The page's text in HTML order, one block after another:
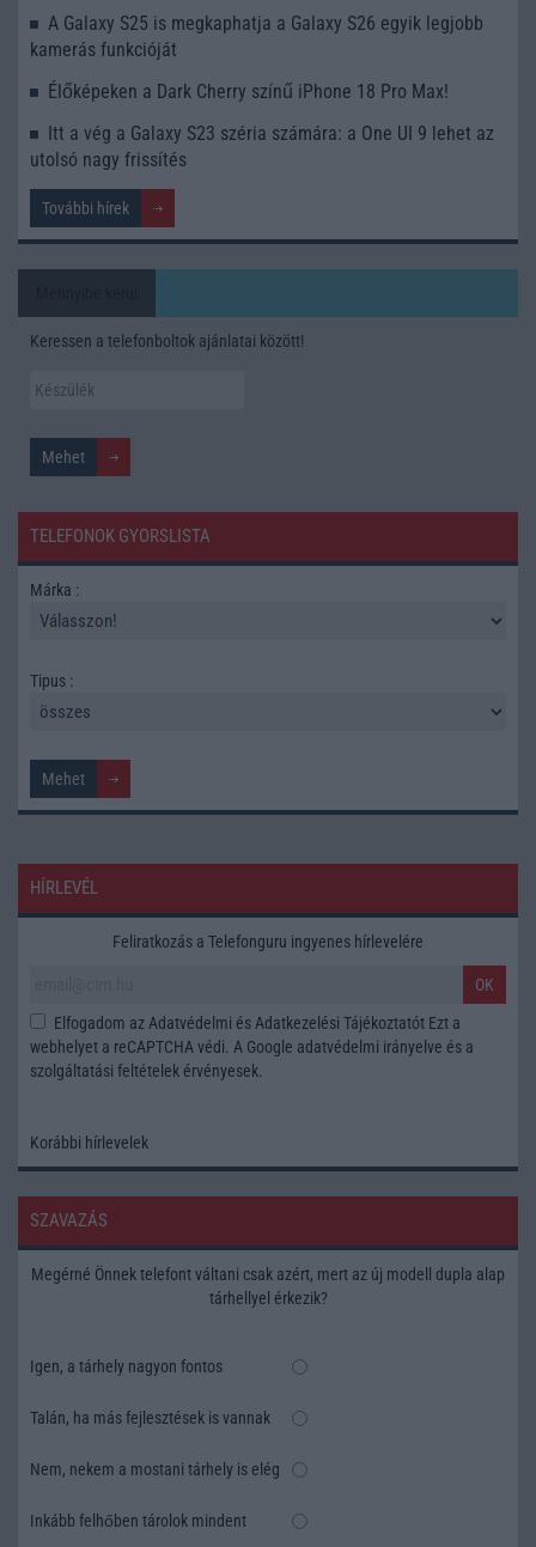
A Galaxy S25 is megkaphatja a Galaxy S26 egyik legjobb
kamerás funkcióját
Élőképeken a Dark Cherry színű iPhone 18 Pro Max!
Itt a vég a Galaxy S23 széria számára: a One UI 9 lehet az
utolsó nagy frissítés
További hírek
Keressen a telefonboltok ajánlatai között!
TELEFONOK GYORSLISTA
Márka :
Tipus :
HÍRLEVÉL
Feliratkozás a Telefonguru ingyenes hírlevelére
OK
Elfogadom az Adatvédelmi és Adatkezelési Tájékoztatót Ezt a
webhelyet a reCAPTCHA védi. A Google adatvédelmi irányelve és a
szolgáltatási feltételek érvényesek.
Korábbi hírlevelek
SZAVAZÁS
Megérné Önnek telefont váltani csak azért, mert az új modell dupla alap
tárhellyel érkezik?
Igen, a tárhely nagyon fontos
Talán, ha más fejlesztések is vannak
Nem, nekem a mostani tárhely is elég
Inkább felhőben tárolok mindent